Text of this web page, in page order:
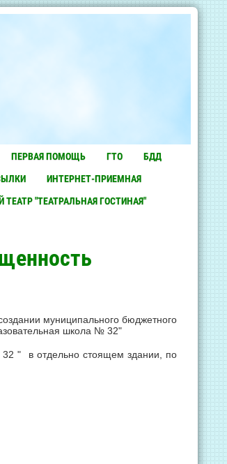
ПЕРВАЯ ПОМОЩЬ ГТО
БДД
ИНТЕРНЕТ-ПРИЕМНАЯ
"ТЕАТРАЛЬНАЯ ГОСТИНАЯ"
муниципального бюджетного
школа № 32"
" в отдельно стоящем здании, по